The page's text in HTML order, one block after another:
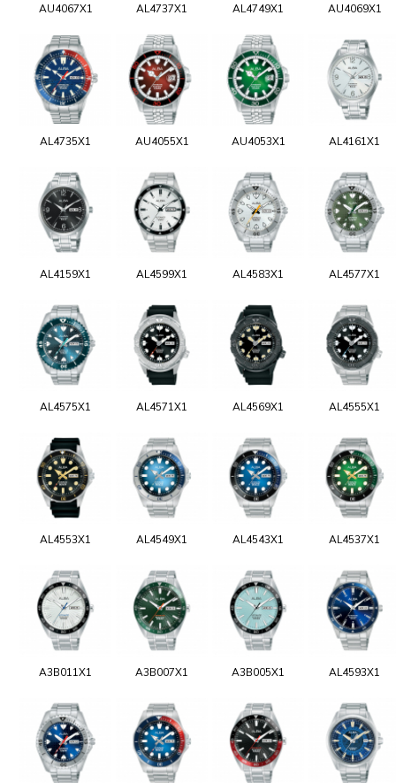
AU4067X1 AL4737X1 AL4749X1 AU4069X1
AL4735X1 AU4055X1 AU4053X1 AL4161X1
AL4159X1 AL4599X1 AL4583X1 AL4577X1
AL4575X1 AL4571X1 AL4569X1 AL4555X1
AL4553X1 AL4549X1 AL4543X1 AL4537X1
A3B011X1 A3B007X1 A3B005X1 AL4593X1